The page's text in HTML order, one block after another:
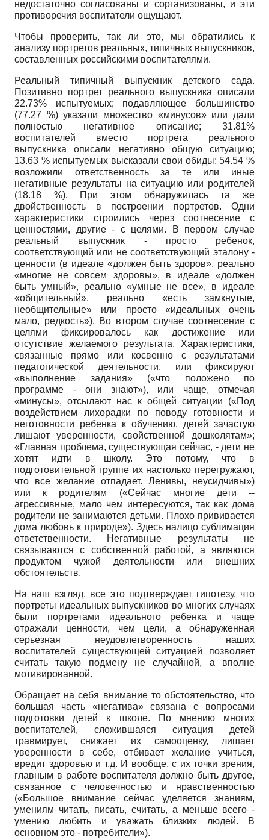
недостаточно согласованы и сорганизованы, и эти
противоречия воспитатели ощущают.
Чтобы проверить, так ли это, мы обратились к
анализу портретов реальных, типичных выпускников,
составленных российскими воспитателями.
Реальный типичный выпускник детского сада.
Позитивно портрет реального выпускника описали
22.73% испытуемых; подавляющее большинство
(77.27 %) указали множество «минусов» или дали
полностью негативное описание; 31.81%
воспитателей вместо портрета реального
выпускника описали негативно общую ситуацию;
13.63 % испытуемых высказали свои обиды; 54.54 %
возложили ответственность за те или иные
негативные результаты на ситуацию или родителей
(18.18 %). При этом обнаружилась та же
двойственность в построении портретов. Одни
характеристики строились через соотнесение с
ценностями, другие - с целями. В первом случае
реальный выпускник - просто ребенок,
соответствующий или не соответствующий эталону -
ценности (в идеале «должен быть здоров», реально
«многие не совсем здоровы», в идеале «должен
быть умный», реально «умные не все», в идеале
«общительный», реально «есть замкнутые,
необщительные» или просто «идеальных очень
мало, редкость»). Во втором случае соотнесение с
целями фиксировалось как достижение или
отсутствие желаемого результата. Характеристики,
связанные прямо или косвенно с результатами
педагогической деятельности, или фиксируют
«выполнение задания» («что положено по
программе - они знают»), или чаще, отмечая
«минусы», отсылают нас к общей ситуации («Под
воздействием лихорадки по поводу готовности и
неготовности ребенка к обучению, детей зачастую
лишают уверенности, свойственной дошколятам»;
«Главная проблема, существующая сейчас, - дети не
хотят идти в школу. Это потому, что в
подготовительной группе их настолько перегружают,
что все желание отпадает. Ленивы, неусидчивы»)
или к родителям («Сейчас многие дети --
агрессивные, мало чем интересуются, так как дома
родители не занимаются детьми. Плохо прививается
дома любовь к природе»). Здесь налицо сублимация
ответственности. Негативные результаты не
связываются с собственной работой, а являются
продуктом чужой деятельности или внешних
обстоятельств.
На наш взгляд, все это подтверждает гипотезу, что
портреты идеальных выпускников во многих случаях
были портретами идеального ребенка и чаще
отражали ценности, чем цели, а обнаруженная
серьезная неудовлетворенность наших
воспитателей существующей ситуацией позволяет
считать такую подмену не случайной, а вполне
мотивированной.
Обращает на себя внимание то обстоятельство, что
большая часть «негатива» связана с вопросами
подготовки детей к школе. По мнению многих
воспитателей, сложившаяся ситуация детей
травмирует, снижает их самооценку, лишает
уверенности в себе, отбивает желание учиться,
вредит здоровью и т.д. И вообще, с их точки зрения,
главным в работе воспитателя должно быть другое,
связанное с человечностью и нравственностью
(«Большое внимание сейчас уделяется знаниям,
умениям читать, писать, считать, а меньше всего -
умению любить и уважать близких людей. В
основном это - потребители»).